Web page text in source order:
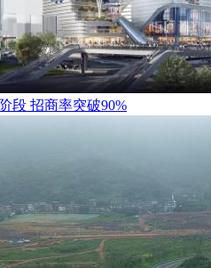
段 招商率突破90%